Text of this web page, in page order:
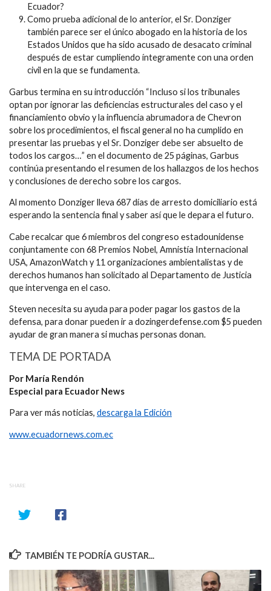
Ecuador?
Como prueba adicional de lo anterior, el Sr. Donziger
también parece ser el único abogado en la historia de los
Estados Unidos que ha sido acusado de desacato criminal
después de estar cumpliendo íntegramente con una orden
civil en la que se fundamenta.
Garbus termina en su introducción “Incluso si los tribunales
optan por ignorar las deficiencias estructurales del caso y el
financiamiento obvio y la influencia abrumadora de Chevron
sobre los procedimientos, el fiscal general no ha cumplido en
presentar las pruebas y el Sr. Donziger debe ser absuelto de
todos los cargos…” en el documento de 25 páginas, Garbus
continúa presentando el resumen de los hallazgos de los hechos
y conclusiones de derecho sobre los cargos.
Al momento Donziger lleva 687 días de arresto domiciliario está
esperando la sentencia final y saber así que le depara el futuro.
Cabe recalcar que 6 miembros del congreso estadounidense
conjuntamente con 68 Premios Nobel, Amnistía Internacional
USA, AmazonWatch y 11 organizaciones ambientalistas y de
derechos humanos han solicitado al Departamento de Justicia
que intervenga en el caso.
Steven necesita su ayuda para poder pagar los gastos de la
defensa, para donar pueden ir a dozingerdefense.com $5 pueden
ayudar de gran manera si muchas personas donan.
TEMA DE PORTADA
Por María Rendón
Especial para Ecuador News
Para ver más noticias, descarga la Edición
www.ecuadornews.com.ec
SHARE
TAMBIÉN TE PODRÍA GUSTAR...